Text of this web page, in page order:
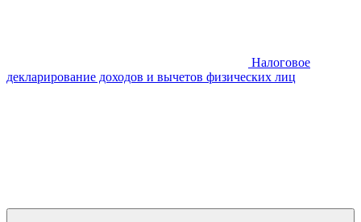
Налоговое
декларирование доходов и вычетов физических лиц